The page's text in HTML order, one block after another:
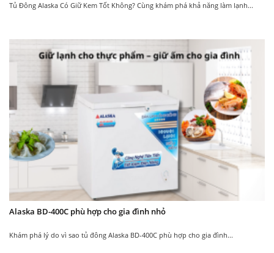
Tủ đông mát Inverter
BCD-5068CI
10.050.000₫
12.050.000
Tủ đông mát Inverter
Alaska BCD-5568CI
12.050.000₫
14.050.000
New
New
Tủ Đông Alaska Có Giữ Kem Tốt Không? Cùng khám phá khả năng làm lạnh...
Alaska BD-400C phù hợp cho gia đình nhỏ
Khám phá lý do vì sao tủ đông Alaska BD-400C phù hợp cho gia đình...